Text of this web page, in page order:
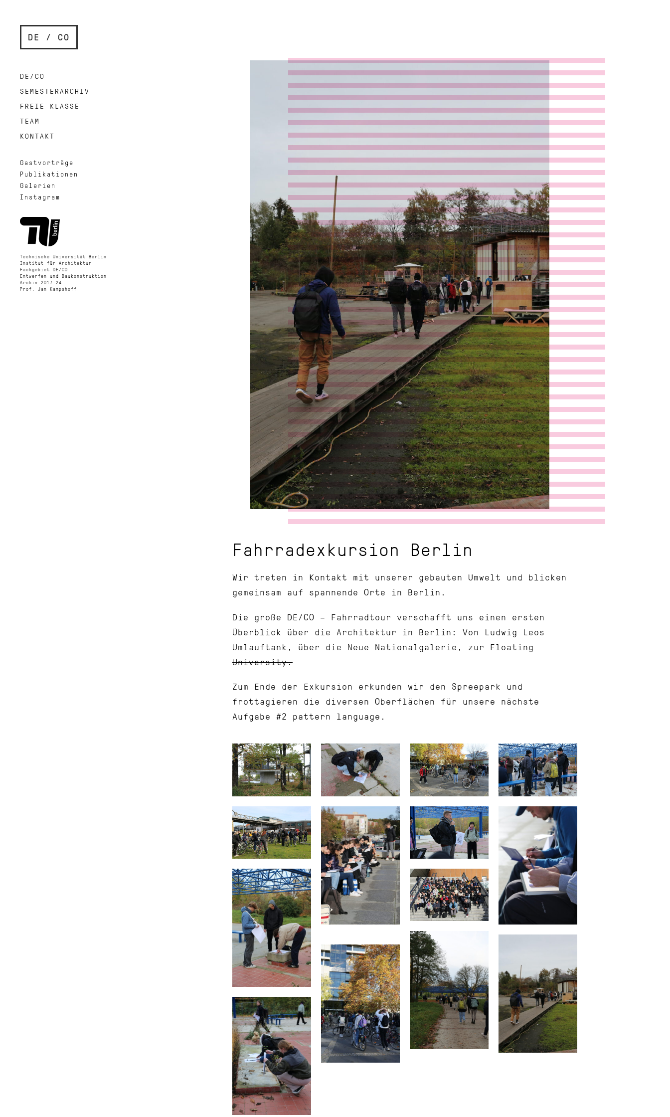
DE / CO
DE/CO
SEMESTERARCHIV
FREIE KLASSE
TEAM
KONTAKT
Gastvorträge
Publikationen
Galerien
Instagram
Technische Universität Berlin
Institut für Architektur
Fachgebiet DE/CO
Entwerfen und Baukonstruktion
Archiv 2017-24
Prof. Jan Kampshoff
Fahrradexkursion Berlin
Wir treten in Kontakt mit unserer gebauten Umwelt und blicken
gemeinsam auf spannende Orte in Berlin.
Die große DE/CO – Fahrradtour verschafft uns einen ersten
Überblick über die Architektur in Berlin: Von Ludwig Leos
Umlauftank, über die Neue Nationalgalerie, zur Floating
University.
Zum Ende der Exkursion erkunden wir den Spreepark und
frottagieren die diversen Oberflächen für unsere nächste
Aufgabe #2 pattern language.